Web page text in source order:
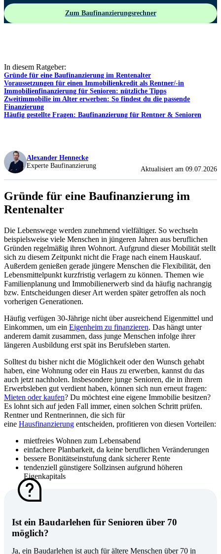
Zum Baufinanzierungsrechner
In diesem Ratgeber:
Gründe für eine Baufinanzierung im Rentenalter
Voraussetzungen für einen Immobilienkredit als Rentner/-in
Immobilienfinanzierung für Senioren: nützliche Tipps
Zweitimmobilie im Alter erwerben: So findest du die passende
Finanzierung
Häufig gestellte Fragen: Baufinanzierung für Rentner & Senioren
Alexander Hennecke
Experte Baufinanzierung
Aktualisiert am 09.07.2026
Gründe für eine Baufinanzierung im
Rentenalter
Die Lebenswege werden zunehmend vielfältiger. So wechseln
beispielsweise viele Menschen in jüngeren Jahren aus beruflichen
Gründen regelmäßig ihren Wohnort. Aufgrund dieser Mobilität stellt
sich zu diesem Zeitpunkt nicht die Frage nach einem Hauskauf.
Außerdem genießen gerade jüngere Menschen die Flexibilität, den
Lebensmittelpunkt kurzfristig verlagern zu können. Themen wie
Familienplanung und Immobilienerwerb sind da häufig nachrangig
bzw. Entscheidungen dieser Art werden später getroffen als noch
vorherigen Generationen.
Häufig verfügen 30-Jährige nicht über ausreichend Eigenmittel und
Einkommen, um ein Eigenheim zu finanzieren. Das hängt unter
anderem damit zusammen, dass junge Menschen infolge ihrer
längeren Ausbildung erst spät ins Berufsleben starten.
Solltest du bisher nicht die Möglichkeit oder den Wunsch gehabt
haben, eine Wohnung oder ein Haus zu erwerben, kannst du das
auch jetzt nachholen. Insbesondere junge Senioren, die in ihrem
Erwerbsleben gut verdient haben, können sich nun erneut fragen:
Mieten oder kaufen? Du möchtest eine eigene Immobilie besitzen?
Es lohnt sich auf jeden Fall immer, einen solchen Schritt prüfen.
Rentner und Rentnerinnen, die sich für
eine Hausfinanzierung entscheiden, profitieren von diesen Vorteilen:
mietfreies Wohnen zum Lebensabend
einfachere Planbarkeit, da keine beruflichen Veränderungen
bessere Bonitätseinstufung dank sicherer Rente
tendenziell günstigere Sollzinsen aufgrund höheren
Eigenkapitals
Ist ein Baudarlehen für Senioren über 70
möglich?
Ja, ein Baudarlehen ist auch für ältere Menschen über 70 in